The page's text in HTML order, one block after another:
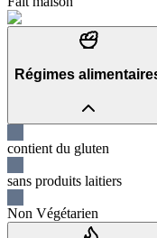
Régimes
contient du gluten
sans produits laitiers
Non Végétarien